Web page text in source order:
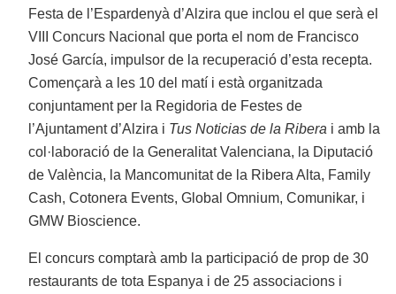
Festa de l’Espardenyà d’Alzira que inclou el que serà el
VIII Concurs Nacional que porta el nom de Francisco
José García, impulsor de la recuperació d’esta recepta.
Començarà a les 10 del matí i està organitzada
conjuntament per la Regidoria de Festes de
l’Ajuntament d’Alzira i Tus Noticias de la Ribera i amb la
col·laboració de la Generalitat Valenciana, la Diputació
de València, la Mancomunitat de la Ribera Alta, Family
Cash, Cotonera Events, Global Omnium, Comunikar, i
GMW Bioscience.
El concurs comptarà amb la participació de prop de 30
restaurants de tota Espanya i de 25 associacions i